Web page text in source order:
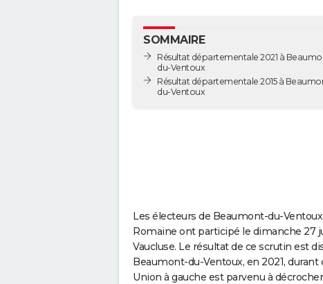
SOMMAIRE
Résultat départementale 2021 à
du-Ventoux
Résultat départementale 2015 à
du-Ventoux
Les électeurs de Beaumont-du-
Romaine ont participé le dimanche 27
Vaucluse. Le résultat de ce scrutin est
Beaumont-du-Ventoux, en 2021,
Union à gauche est parvenu à